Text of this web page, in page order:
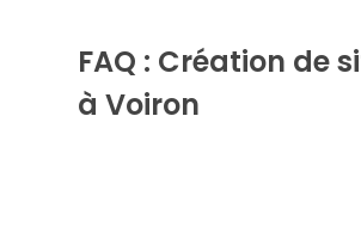
FAQ : Création de
à Voiron